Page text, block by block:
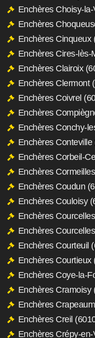
Enchères Choisy-
Enchères
Enchères Cinqueux
Enchères Cires-lès-
Enchères Clairoix
Enchères Clermont
Enchères Coivrel
Enchères
Enchères Conchy-
Enchères Conteville
Enchères Corbeil-
Enchères
Enchères Coudun
Enchères Couloisy
Enchères
Enchères
Enchères Courteuil
Enchères Courtieux
Enchères Coye-la-
Enchères Cramoisy
Enchères
Enchères Creil
Enchères Crépy-